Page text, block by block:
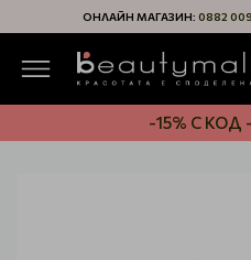
ОНЛАЙН МАГАЗИН: 0882
-15% С КОД